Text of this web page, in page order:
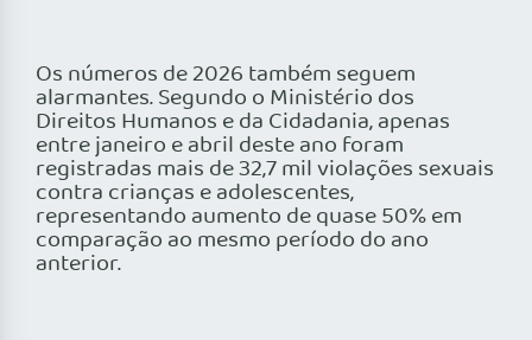
Os números de 2026 também seguem
alarmantes. Segundo o Ministério dos
Direitos Humanos e da Cidadania, apenas
entre janeiro e abril deste ano foram
registradas mais de 32,7 mil violações sexuais
contra crianças e adolescentes,
representando aumento de quase 50% em
comparação ao mesmo período do ano
anterior.